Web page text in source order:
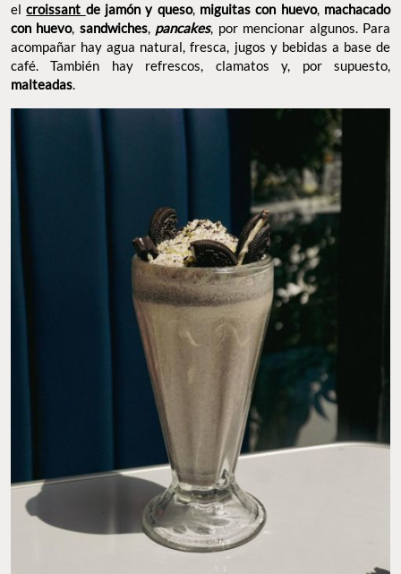
elcroissant de jamón y queso, miguitas con huevo, machacado
con huevo, sandwiches, pancakes, por mencionar algunos. Para
acompañar hay agua natural, fresca, jugos y bebidas a base de
café. También hay refrescos, clamatos y, por supuesto,
malteadas.